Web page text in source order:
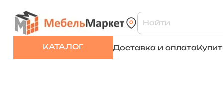
КАТАЛОГ Доставка и оплата